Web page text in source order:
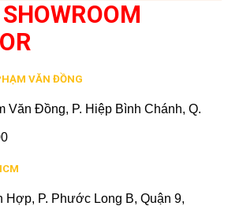
VĂN ĐỒNG
Văn Đồng, P. Hiệp Bình Chánh, Q.
Hợp, P. Phước Long B, Quận 9,